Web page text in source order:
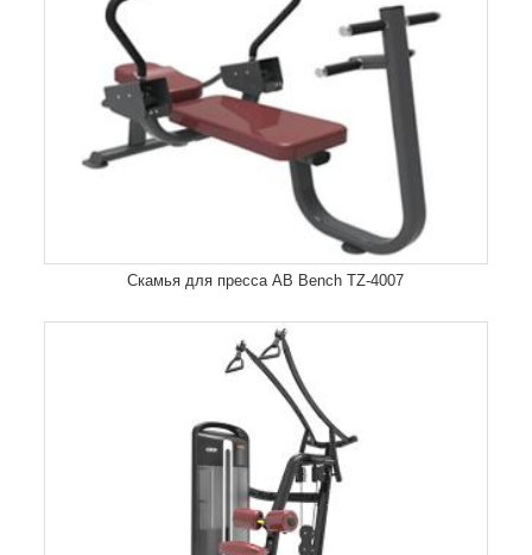
Скамья для пресса AB Bench TZ-4007